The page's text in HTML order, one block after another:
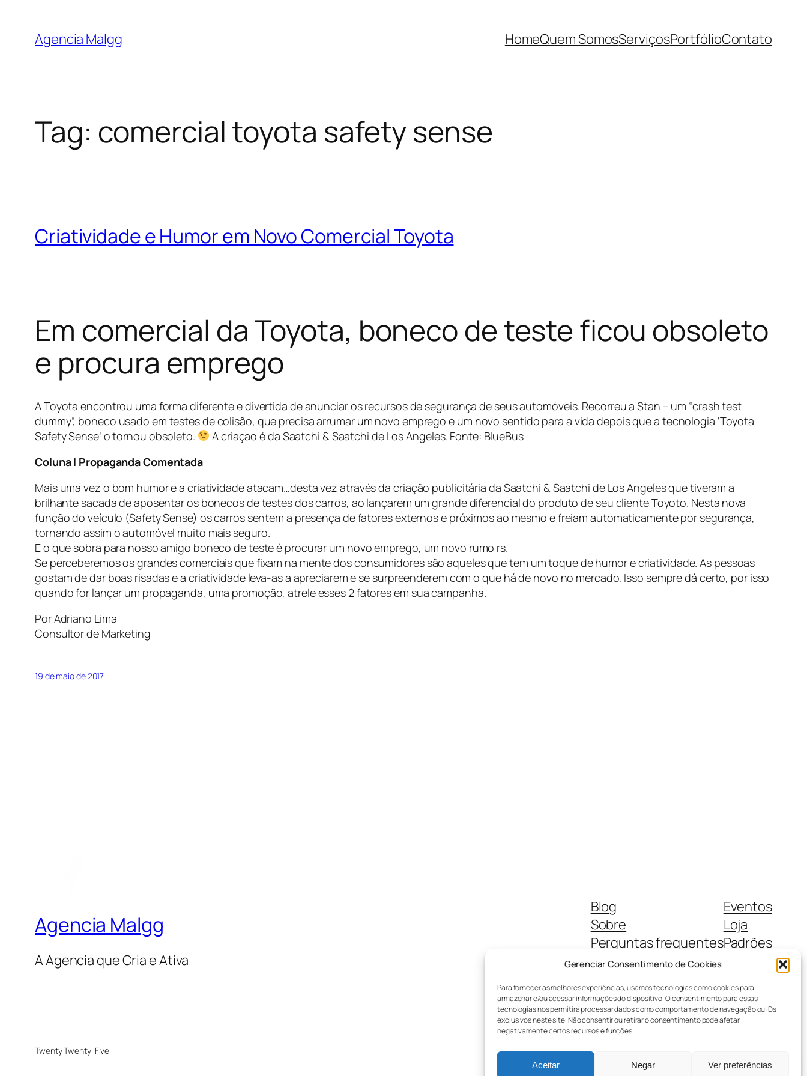
Gerenciar Consentimento de Cookies
Para fornecer as melhores experiências, usamos tecnologias como cookies para
armazenar e/ou acessar informações do dispositivo. O consentimento para essas
tecnologias nos permitirá processar dados como comportamento de navegação ou IDs
exclusivos neste site. Não consentir ou retirar o consentimento pode afetar
negativamente certos recursos e funções.
Aceitar Negar Ver preferências
Agencia Malgg HomeQuem SomosServiçosPortfólioContato
Tag: comercial toyota safety sense
Criatividade e Humor em Novo Comercial Toyota
Em comercial da Toyota, boneco de teste ficou obsoleto
e procura emprego
A Toyota encontrou uma forma diferente e divertida de anunciar os recursos de segurança de seus automóveis. Recorreu a Stan – um “crash test
dummy”, boneco usado em testes de colisão, que precisa arrumar um novo emprego e um novo sentido para a vida depois que a tecnologia ‘Toyota
Safety Sense‘ o tornou obsoleto.
A criaçao é da Saatchi & Saatchi de Los Angeles. Fonte: BlueBus
Coluna I Propaganda Comentada
Mais uma vez o bom humor e a criatividade atacam…desta vez através da criação publicitária da Saatchi & Saatchi de Los Angeles que tiveram a
brilhante sacada de aposentar os bonecos de testes dos carros, ao lançarem um grande diferencial do produto de seu cliente Toyoto. Nesta nova
função do veículo (Safety Sense) os carros sentem a presença de fatores externos e próximos ao mesmo e freiam automaticamente por segurança,
tornando assim o automóvel muito mais seguro.
E o que sobra para nosso amigo boneco de teste é procurar um novo emprego, um novo rumo rs.
Se perceberemos os grandes comerciais que fixam na mente dos consumidores são aqueles que tem um toque de humor e criatividade. As pessoas
gostam de dar boas risadas e a criatividade leva-as a apreciarem e se surpreenderem com o que há de novo no mercado. Isso sempre dá certo, por isso
quando for lançar um propaganda, uma promoção, atrele esses 2 fatores em sua campanha.
Por Adriano Lima
Consultor de Marketing
19 de maio de 2017
Agencia Malgg
A Agencia que Cria e Ativa
Blog
Sobre
Perguntas frequentes
Autores
Eventos
Loja
Padrões
Twenty Twenty-Five